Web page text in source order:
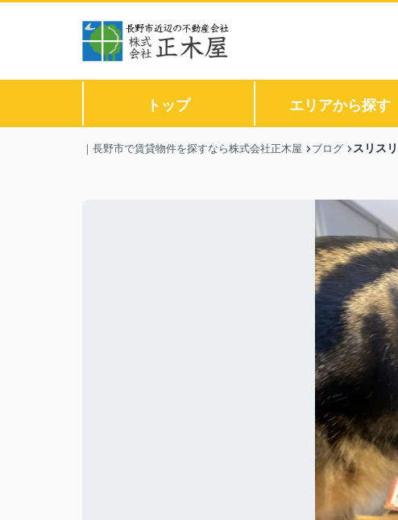
トップ エリアから探す
｜長野市で賃貸物件を探すなら株式会社正木屋 ブログ スリスリ